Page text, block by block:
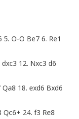
O-O Be7 6. Re1
12. Nxc3 d6
18. exd6 Bxd6
Qc6+ 24. f3 Re8